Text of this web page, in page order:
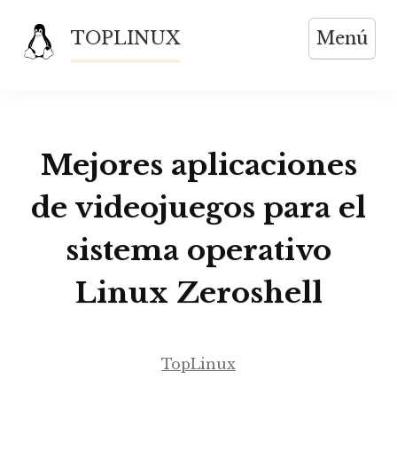
contenido
TOPLINUX Menú
Mejores aplicaciones
de videojuegos para el
sistema operativo
Linux Zeroshell
TopLinux